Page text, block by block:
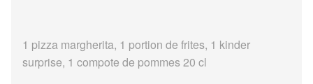
1 pizza margherita, 1 portion de frites, 1 kinder
surprise, 1 compote de pommes 20 cl